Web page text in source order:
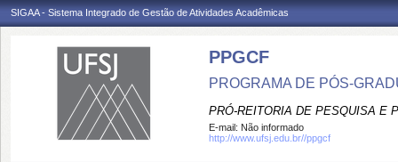
SIGAA - Sistema Integrado de Gestão de Atividades Acadêmicas
PPGCF
PROGRAMA DE PÓS-
PRÓ-REITORIA DE PESQUISA E
E-mail: Não informado
http://www.ufsj.edu.br//ppgcf